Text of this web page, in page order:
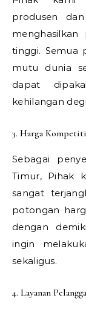
produsen
tinggi. Semua
mutu dunia
dapat
kehilangan
3. Harga
Sebagai
Timur, Pihak
sangat
potongan
dengan
ingin
sekaligus.
4. Layanan